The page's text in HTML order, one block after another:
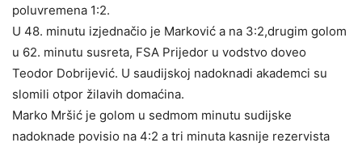
poluvremena 1:2.
U 48. minutu izjednačio je Marković a na 3:2,drugim golom
u 62. minutu susreta, FSA Prijedor u vodstvo doveo
Teodor Dobrijević. U saudijskoj nadoknadi akademci su
slomili otpor žilavih domaćina.
Marko Mršić je golom u sedmom minutu sudijske
nadoknade povisio na 4:2 a tri minuta kasnije rezervista